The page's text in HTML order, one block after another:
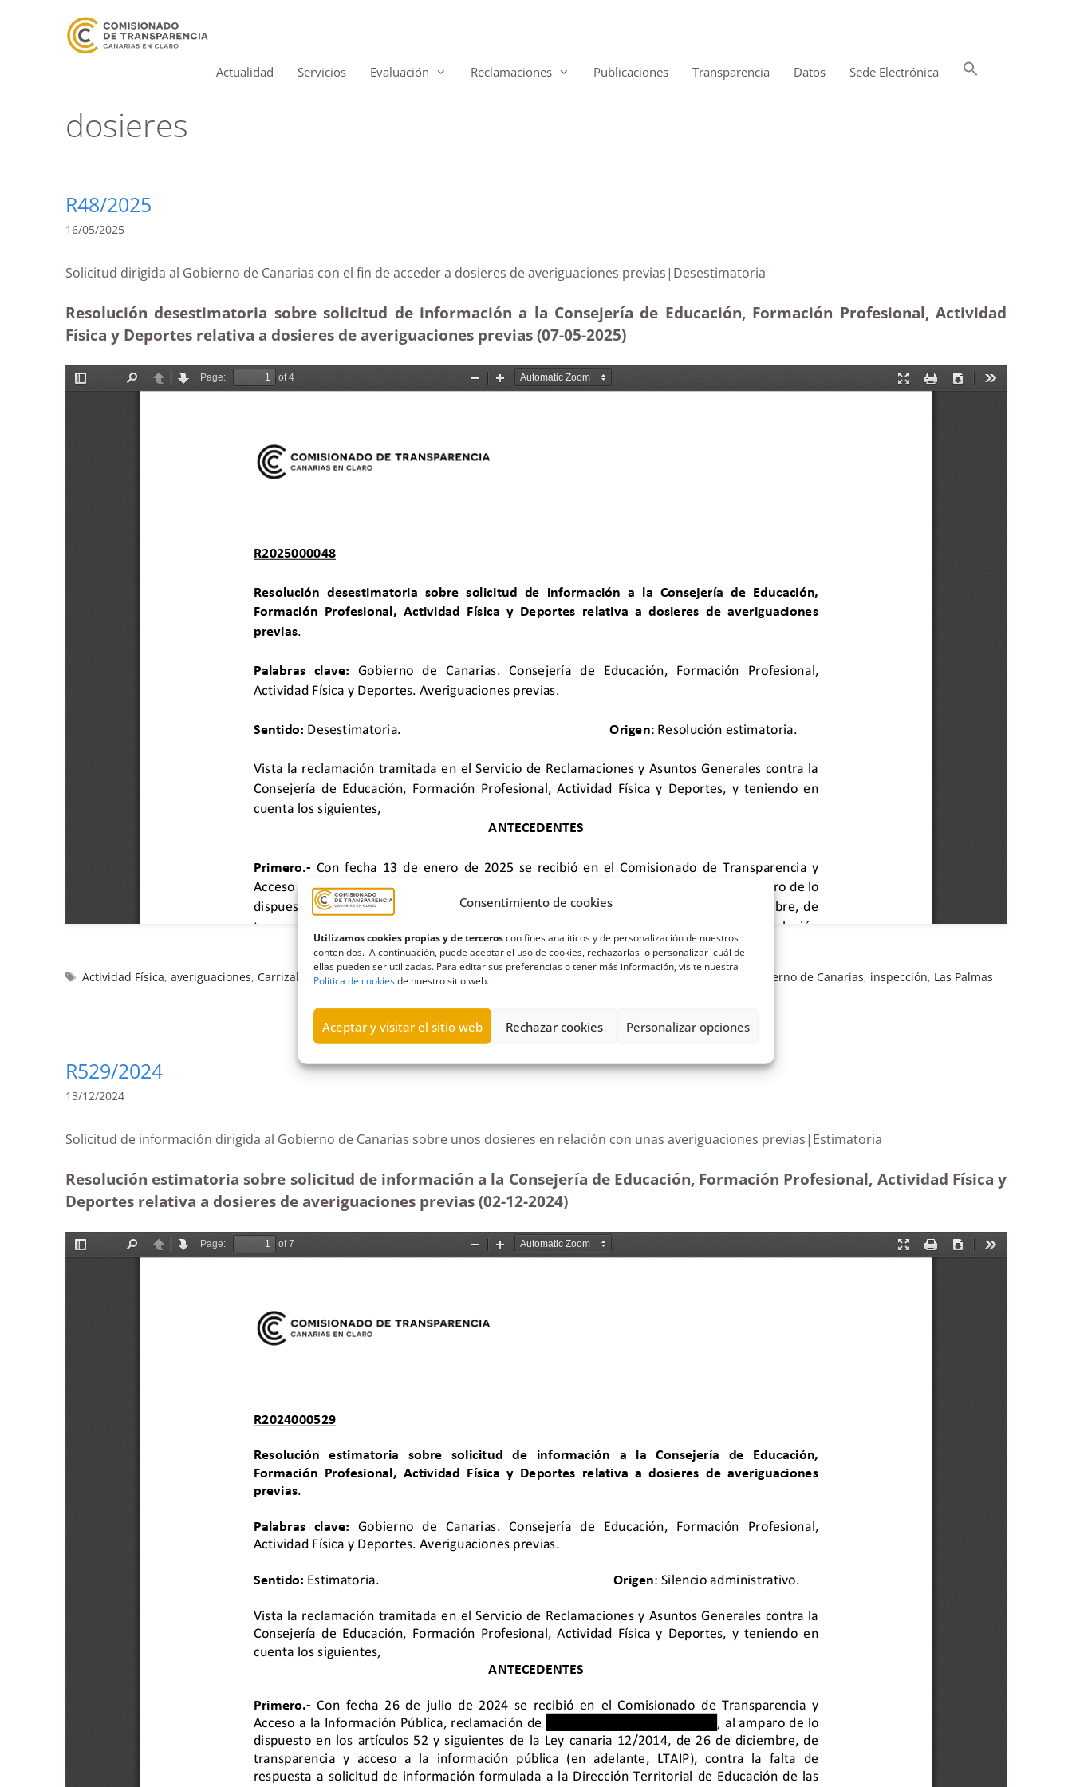
Consentimiento de cookies
Utilizamos cookies propias y de terceroscon fines analíticos y de personalización de nuestros
contenidos. A continuación, puede aceptar el uso de cookies, rechazarlas o personalizar cuál de
ellas pueden ser utilizadas. Para editar sus preferencias o tener más información, visite nuestra
Política de cookiesde nuestro sitio web.
Aceptar y visitar el sitio web Rechazar cookies Personalizar opciones
Actualidad Servicios Evaluación Reclamaciones Publicaciones Transparencia Datos Sede Electrónica
dosieres
R48/2025
16/05/2025
Solicitud dirigida al Gobierno de Canarias con el fin de acceder a dosieres de averiguaciones previas|Desestimatoria
Resolución desestimatoria sobre solicitud de información a la Consejería de Educación, Formación Profesional, Actividad
Física y Deportes relativa a dosieres de averiguaciones previas (07-05-2025)
Actividad Física,averiguaciones,Carrizal consejería ,deportes,Desestimatoria , Formación profesional Gobierno de Canarias, inspección, Las Palmas
R529/2024
13/12/2024
Solicitud de información dirigida al Gobierno de Canarias sobre unos dosieres en relación con unas averiguaciones previas|Estimatoria
Resolución estimatoria sobre solicitud de información a la Consejería de Educación, Formación Profesional, Actividad Física y
Deportes relativa a dosieres de averiguaciones previas (02-12-2024)